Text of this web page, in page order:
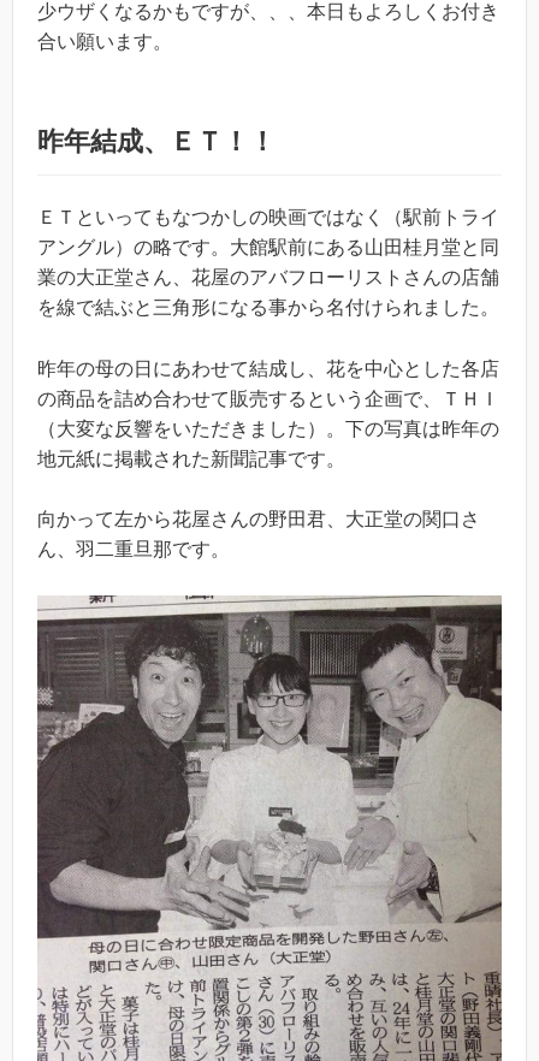
少ウザくなるかもですが、、、本日もよろしくお付き
合い願います。
昨年結成、ＥＴ！！
ＥＴといってもなつかしの映画ではなく（駅前トライ
アングル）の略です。大館駅前にある山田桂月堂と同
業の大正堂さん、花屋のアバフローリストさんの店舗
を線で結ぶと三角形になる事から名付けられました。
昨年の母の日にあわせて結成し、花を中心とした各店
の商品を詰め合わせて販売するという企画で、ＴＨＩ
（大変な反響をいただきました）。下の写真は昨年の
地元紙に掲載された新聞記事です。
向かって左から花屋さんの野田君、大正堂の関口さ
ん、羽二重旦那です。